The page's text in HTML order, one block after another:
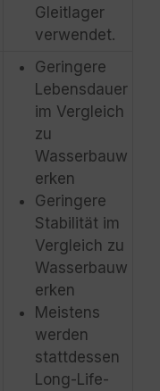
Gleitlager
verwendet.
Geringere
Lebensdauer
im Vergleich
zu
Wasserbauw
erken
Geringere
Stabilität im
Vergleich zu
Wasserbauw
erken
Meistens
werden
stattdessen
Long-Life-